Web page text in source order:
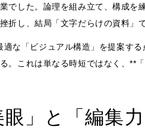
でした。論理を組み立て、構成を
し、結局「文字だらけの資料」
な「ビジュアル構造」を提案す
。これは単なる時短ではなく、**
」と「編集